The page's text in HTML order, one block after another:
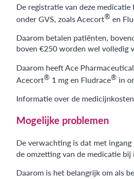
De registratie van deze
onder GVS, zoals Acecort® en
Daarom betalen patiënten,
boven €250 worden wel volledig
Daarom heeft Ace
Acecort® 1 mg en Fludrace® in
Informatie over de
Mogelijke problemen
De verwachting is dat met
de omzetting van de medicatie
Daarom is het belangrijk om als